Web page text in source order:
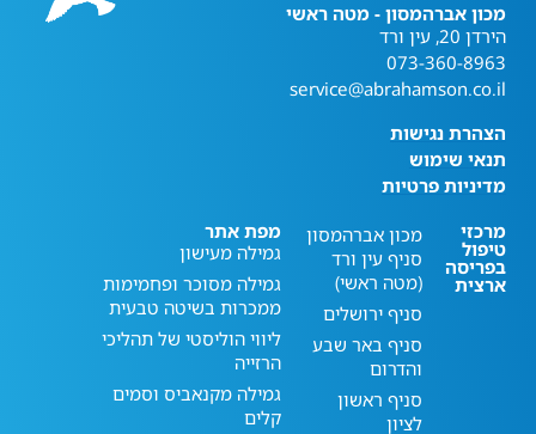
מכון אברהמסון - מטה ראשי
הירדן 20, עין ורד
073-360-8963
service@abrahamson.co.il
הצהרת נגישות
תנאי שימוש
מדיניות פרטיות
מרכזי
טיפול
בפריסה
ארצית
מכון אברהמסון
סניף עין ורד
(מטה ראשי)
סניף ירושלים
סניף באר שבע
והדרום
סניף ראשון
לציון
מפת אתר
גמילה מעישון
גמילה מסוכר ופחמימות
ממכרות בשיטה טבעית
ליווי הוליסטי של תהליכי
הרזייה
גמילה מקנאביס וסמים
קלים